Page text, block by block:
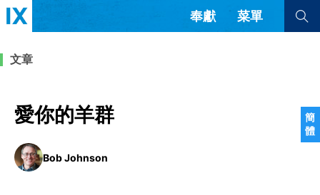
簡
體
奉獻 菜單
查看全部
查看全部
文章
愛你的羊群
Bob Johnson